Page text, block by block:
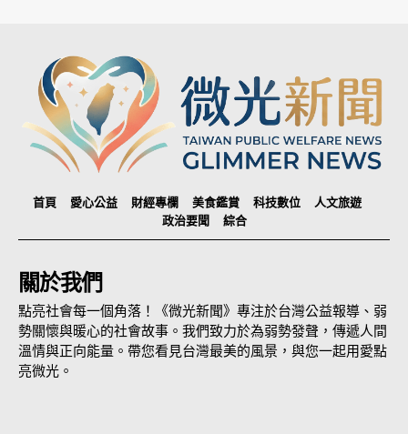
首頁 愛心公益 財經專欄 美食鑑賞 科技數位
人文旅遊
政治要聞
綜合
關於我們
點亮社會每一個角落！《微光新聞》專注於台灣公益報導、弱
勢關懷與暖心的社會故事。我們致力於為弱勢發聲，傳遞人間
溫情與正向能量。帶您看見台灣最美的風景，與您一起用愛點
亮微光。